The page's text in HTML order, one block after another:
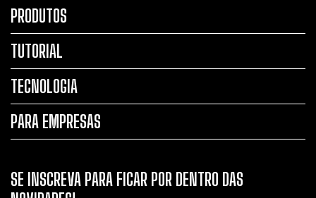
PRODUTOS
TUTORIAL
TECNOLOGIA
PARA EMPRESAS
SE INSCREVA PARA FICAR POR DENTRO DAS